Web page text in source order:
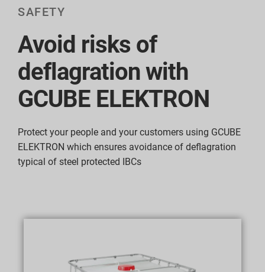
SAFETY
Avoid risks of
deflagration with
GCUBE ELEKTRON
Protect your people and your customers using GCUBE
ELEKTRON which ensures avoidance of deflagration
typical of steel protected IBCs